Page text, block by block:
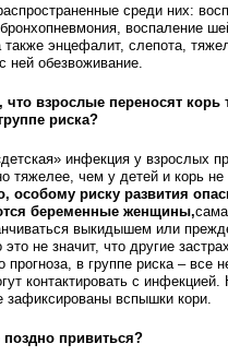
среди них:
воспаление
также энцефалит, слепота,
ней обезвоживание.
что взрослые переносят корь
риска?
инфекция у взрослых
тяжелее, чем у детей и корь не
особому риску развития
беременные женщины,
выкидышем или
не значит, что другие
прогноза, в группе риска – все
контактировать с
зафиксированы вспышки кори.
поздно привиться?